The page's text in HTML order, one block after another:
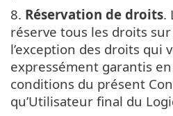
8. Réservation de droits.
réserve tous les droits
l’exception des droits qui
expressément garantis
conditions du présent
qu’Utilisateur final du